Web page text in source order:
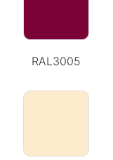
RAL3005